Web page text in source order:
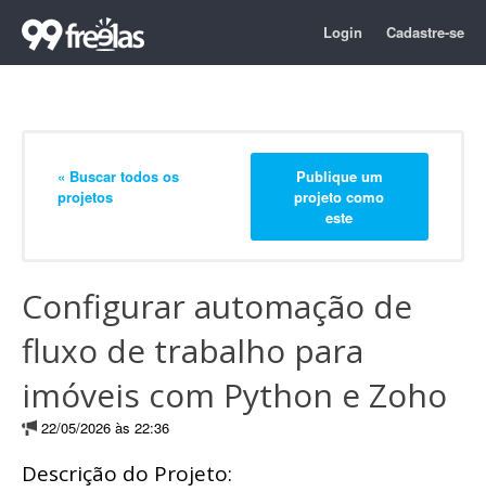
Login Cadastre-se
« Buscar todos os
projetos
Publique um
projeto como
este
Configurar automação de
fluxo de trabalho para
imóveis com Python e Zoho
22/05/2026 às 22:36
Descrição do Projeto: